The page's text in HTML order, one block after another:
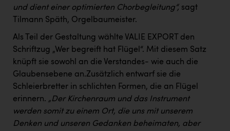
TRAILOMAT & Cycling Austria
Vier Diamanten
Vorlagenportal
Wir besiegen Krebs
Wirtschaftskammer OÖ
ZGONC
und dient einer optimierten Chorbegleitung“, sagt
Tilmann Späth, Orgelbaumeister.
Als Teil der Gestaltung wählte VALIE EXPORT den
Schriftzug „Wer begreift hat Flügel“. Mit diesem Satz
knüpft sie sowohl an die Verstandes- wie auch die
Glaubensebene an.Zusätzlich entwarf sie die
Schleierbretter in schlichten Formen, die an Flügel
erinnern. „Der Kirchenraum und das Instrument
werden somit zu einem Ort, die uns mit unserem
Denken und unseren Gedanken beheimaten, aber